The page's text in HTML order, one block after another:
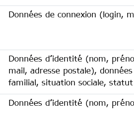
Données de connexion (login,
Données d’identité (nom,
mail, adresse postale),
familial, situation sociale,
Données d’identité (nom,